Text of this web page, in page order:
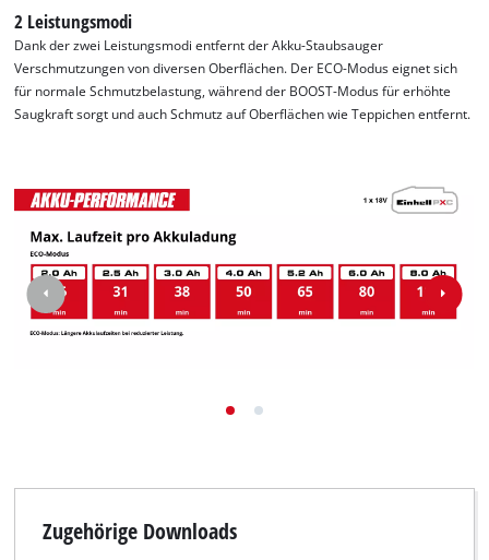
2 Leistungsmodi
Dank der zwei Leistungsmodi entfernt der Akku-Staubsauger
Verschmutzungen von diversen Oberflächen. Der ECO-Modus eignet sich
für normale Schmutzbelastung, während der BOOST-Modus für erhöhte
Saugkraft sorgt und auch Schmutz auf Oberflächen wie Teppichen entfernt.
Zugehörige Downloads